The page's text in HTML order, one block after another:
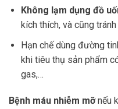
Không lạm dụng đồ
kích thích, và cũng
Hạn chế dùng đường
khi tiêu thụ sản phẩm
gas,…
Bệnh máu nhiễm mỡnếu